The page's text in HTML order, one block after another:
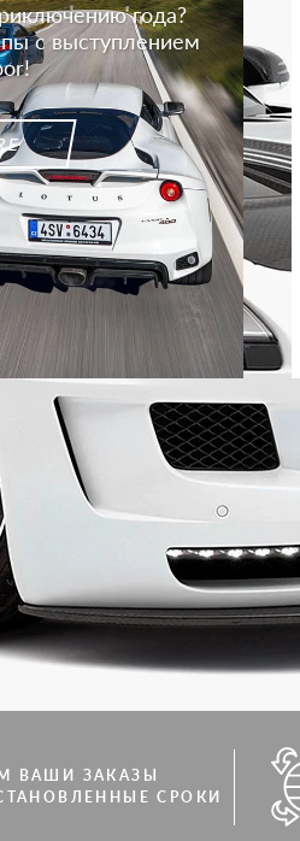
года?
с выступлением
ВАШИ ЗАКАЗЫ
СРОКИ